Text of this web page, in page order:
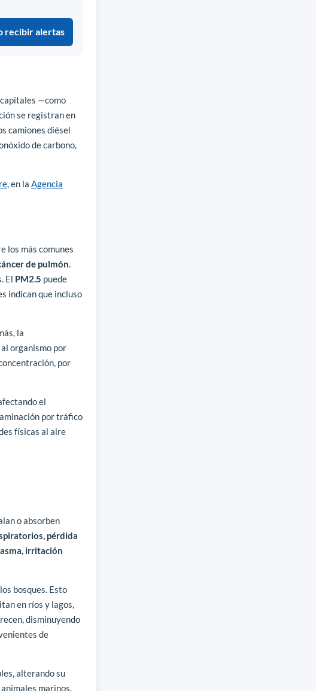
recibir alertas
—como
se registran en
camiones diésel
de carbono,
, en la Agencia
los más comunes
de pulmón.
El PM2.5 puede
indican que incluso
la
organismo por
por
el
por tráfico
físicas al aire
o absorben
pérdida
asma, irritación
bosques. Esto
en ríos y lagos,
disminuyendo
de
alterando su
marinos,